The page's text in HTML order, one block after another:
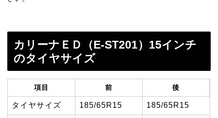
カリーナＥＤ（E-ST201）15インチ
のタイヤサイズ
項目 前 後
タイヤサイズ 185/65R15 185/65R15